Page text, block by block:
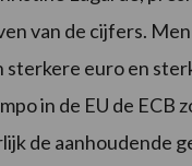
van de cijfers.
sterkere euro en
in de EU de
de aanhoudende